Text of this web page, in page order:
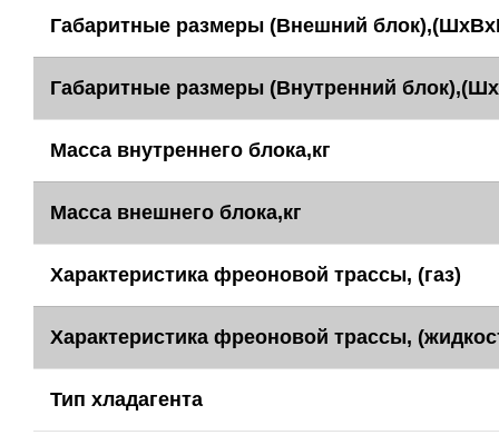
Габаритные размеры (Внешний
Габаритные размеры (Внутренний
Масса внутреннего блока,кг
Масса внешнего блока,кг
Характеристика фреоновой трассы, (газ)
Характеристика фреоновой трассы,
Тип хладагента